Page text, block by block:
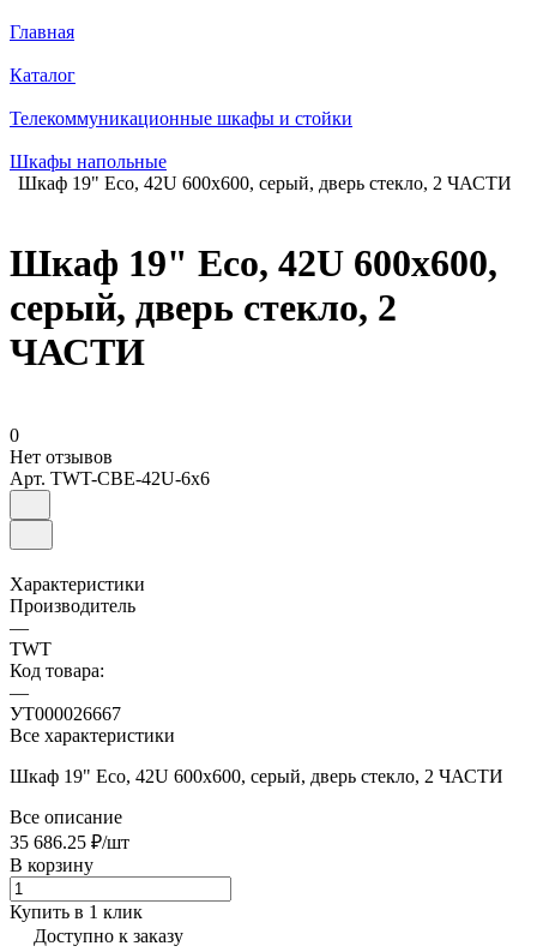
Главная
Каталог
Телекоммуникационные шкафы и стойки
Шкафы напольные
Шкаф 19" Eco, 42U 600x600, серый, дверь стекло, 2 ЧАСТИ
Шкаф 19" Eco, 42U 600x600,
серый, дверь стекло, 2
ЧАСТИ
0
Нет отзывов
Арт. TWT-CBE-42U-6x6
Характеристики
Производитель
—
TWT
Код товара:
—
УТ000026667
Все характеристики
Шкаф 19" Eco, 42U 600x600, серый, дверь стекло, 2 ЧАСТИ
Все описание
35 686.25 ₽/шт
В корзину
Купить в 1 клик
Доступно к заказу